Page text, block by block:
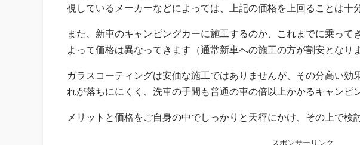
視しているメーカーなどによっては、上記の価格を上回ることは十
また、新車のキャンピングカーに施工するのか、これまでに乗って
よって価格は異なってきます（通常新車への施工の方が割安となり
ガラスコーティングは安価な施工ではありませんが、その分高い効
れが落ちににくく、洗車の手間も普通の車の倍以上かかるキャンピ
メリットと価格をご自身の中でしっかりと天秤にかけ、その上で検
スポンサーリンク